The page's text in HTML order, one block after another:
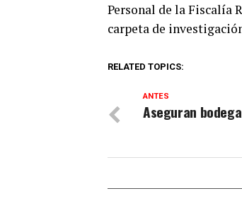
Personal de la Fiscalía
carpeta de
RELATED TOPICS:
ANTES
Aseguran bodega